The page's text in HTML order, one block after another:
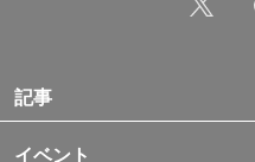
記事
イベント